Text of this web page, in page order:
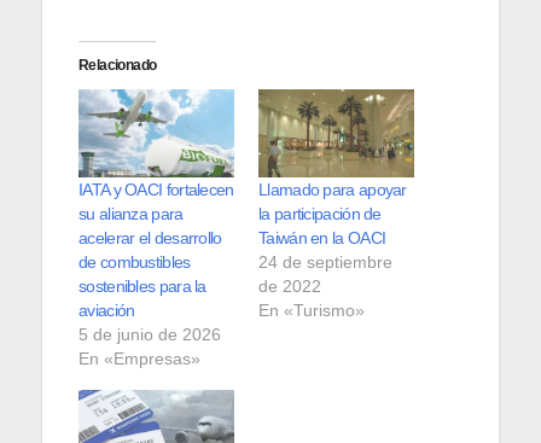
Relacionado
IATA y OACI fortalecen
su alianza para
acelerar el desarrollo
de combustibles
sostenibles para la
aviación
5 de junio de 2026
En «Empresas»
Llamado para apoyar
la participación de
Taiwán en la OACI
24 de septiembre
de 2022
En «Turismo»